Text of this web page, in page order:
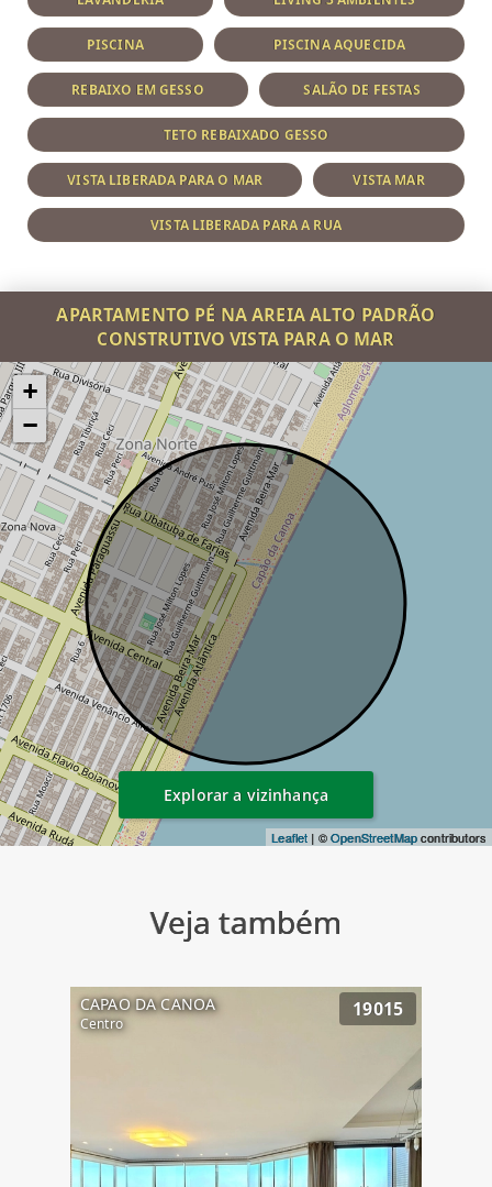
PISCINA PISCINA AQUECIDA
REBAIXO EM GESSO SALÃO DE FESTAS
TETO REBAIXADO GESSO
VISTA LIBERADA PARA O MAR VISTA MAR
VISTA LIBERADA PARA A RUA
APARTAMENTO PÉ NA AREIA ALTO PADRÃO
CONSTRUTIVO VISTA PARA O MAR
+
−
Leaflet | ©OpenStreetMapcontributors
Explorar a vizinhança
Veja também
CAPAO DA CANOA
Centro
19015